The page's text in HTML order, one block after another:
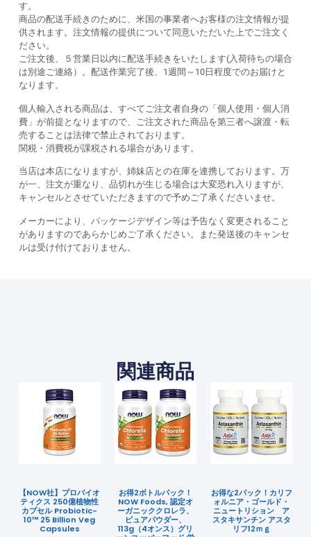
す。
商品の配送手続きのために、米国の事業者へお客様の注文情報が提
供されます。注文情報の提供について同意いただいた上でご注文く
ださい。
ご注文後、５営業日以内に配送手続きをいたします(入荷待ちの場合
は別途ご連絡）。配送作業完了後、1週間～10日程度でのお届けと
なります。
個人輸入される商品は、すべてご注文者自身の「個人使用・個人消
費」が前提となりますので、ご注文された商品を第三者へ譲渡・転
売することは法律で禁止されております。
関税・消費税が課税される場合があります。
当店は本店になりますが、姉妹店との在庫を連携しております。万
が一、注文が重なり、品切れが生じる場合は大変恐れ入りますが、
キャンセルとさせていただきますので予めご了承くださいませ。
メーカーにより、パッケージデザイン等は予告なく変更されること
がありますのであらかじめご了承ください。また発送後のキャンセ
ルは受け付けておりません。
関連商品
【NOW社】プロバイオ
ティクス 250億植物性
カプセル Probiotic-
10™ 25 Billion Veg
Capsules
お得2ボトルパック！
NOW Foods, 認定オ
ーガニッククロレラ、
ピュアパウダー、
113g（4オンス）グリ
お得な2パック！カリフ
ォルニア・ゴールド・
ニュートリション ア
スタキサンチン アスタ
リフ12ｍｇ